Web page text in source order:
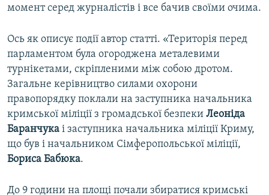
момент серед журналістів і все бачив своїми очима.
Ось як описує події автор статті. «Територія перед
парламентом була огороджена металевими
турнікетами, скріпленими між собою дротом.
Загальне керівництво силами охорони
правопорядку поклали на заступника начальника
кримської міліції з громадської безпеки Леоніда
Баранчука і заступника начальника міліції Криму,
що був і начальником Сімферопольської міліції,
Бориса Бабюка.
До 9 години на площі почали збиратися кримські